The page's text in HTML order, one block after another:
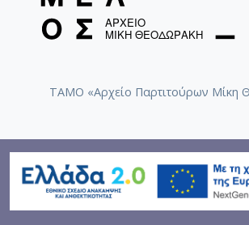
ΤΑΜΟ «Αρχείο Παρτιτούρων Μίκη